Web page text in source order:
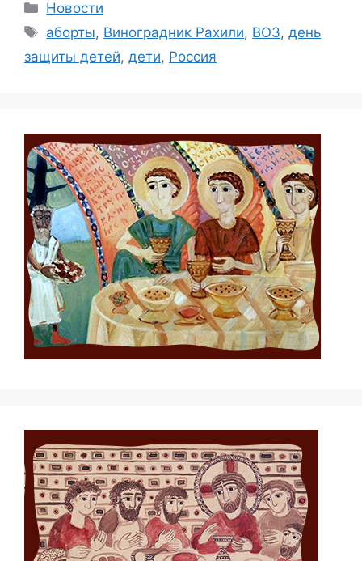
Рубрики
Новости
Метки
аборты, Виноградник Рахили, ВОЗ,день
защиты детей, дети, Россия